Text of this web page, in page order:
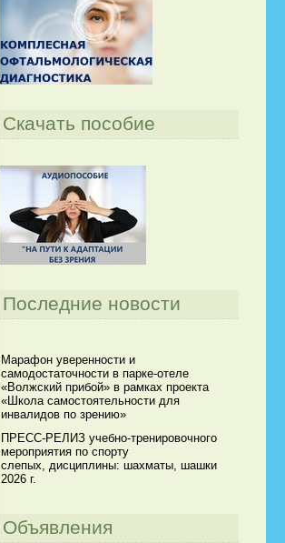
Скачать пособие
Последние новости
Марафон уверенности и
самодостаточности в парке-отеле
«Волжский прибой» в рамках проекта
«Школа самостоятельности для
инвалидов по зрению»
ПРЕСС-РЕЛИЗ учебно-тренировочного
мероприятия по спорту
слепых, дисциплины: шахматы, шашки
2026 г.
Объявления